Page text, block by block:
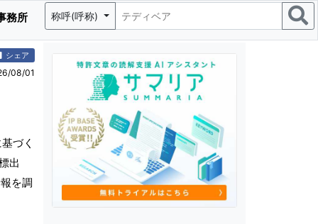
務所 称呼(呼称)
シェア
08/01
づく
出
を調